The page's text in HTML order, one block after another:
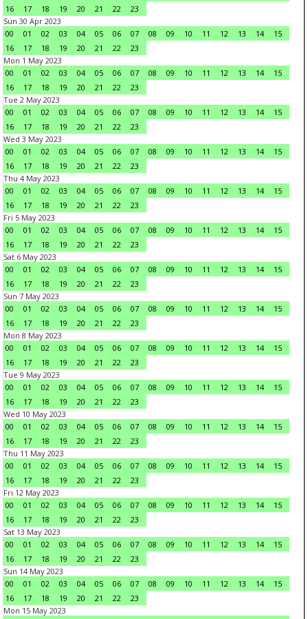
16
17 18 19 20 21 22
23
Sun 30 Apr 2023
00
01 02 03 04 05 06 07 08 09 10 11 12 13 14
15
16
17 18 19 20 21 22
23
Mon 1 May 2023
00
01 02 03 04 05 06 07 08 09 10 11 12 13 14
15
16
17 18 19 20 21 22
23
Tue 2 May 2023
00
01 02 03 04 05 06 07 08 09 10 11 12 13 14
15
16
17 18 19 20 21 22
23
Wed 3 May 2023
00
01 02 03 04 05 06 07 08 09 10 11 12 13 14
15
16
17 18 19 20 21 22
23
Thu 4 May 2023
00
01 02 03 04 05 06 07 08 09 10 11 12 13 14
15
16
17 18 19 20 21 22
23
Fri 5 May 2023
00
01 02 03 04 05 06 07 08 09 10 11 12 13 14
15
16
17 18 19 20 21 22
23
Sat 6 May 2023
00
01 02 03 04 05 06 07 08 09 10 11 12 13 14
15
16
17 18 19 20 21 22
23
Sun 7 May 2023
00
01 02 03 04 05 06 07 08 09 10 11 12 13 14
15
16
17 18 19 20 21 22
23
Mon 8 May 2023
00
01 02 03 04 05 06 07 08 09 10 11 12 13 14
15
16
17 18 19 20 21 22
23
Tue 9 May 2023
00
01 02 03 04 05 06 07 08 09 10 11 12 13 14
15
16
17 18 19 20 21 22
23
Wed 10 May 2023
00
01 02 03 04 05 06 07 08 09 10 11 12 13 14
15
16
17 18 19 20 21 22
23
Thu 11 May 2023
00
01 02 03 04 05 06 07 08 09 10 11 12 13 14
15
16
17 18 19 20 21 22
23
Fri 12 May 2023
00
01 02 03 04 05 06 07 08 09 10 11 12 13 14
15
16
17 18 19 20 21 22
23
Sat 13 May 2023
00
01 02 03 04 05 06 07 08 09 10 11 12 13 14
15
16
17 18 19 20 21 22
23
Sun 14 May 2023
00
01 02 03 04 05 06 07 08 09 10 11 12 13 14
15
16
17 18 19 20 21 22
23
Mon 15 May 2023